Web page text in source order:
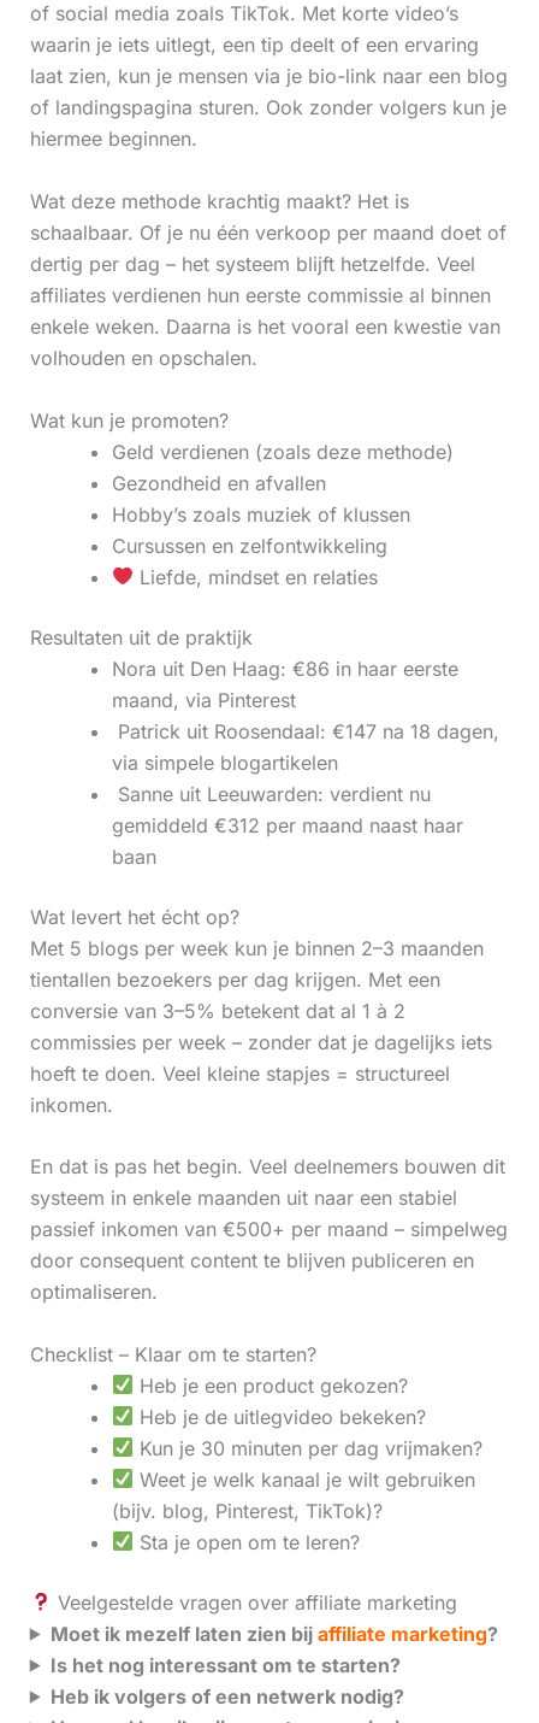
of social media zoals TikTok. Met korte video’s
waarin je iets uitlegt, een tip deelt of een ervaring
laat zien, kun je mensen via je bio-link naar een blog
of landingspagina sturen. Ook zonder volgers kun je
hiermee beginnen.
Wat deze methode krachtig maakt? Het is
schaalbaar. Of je nu één verkoop per maand doet of
dertig per dag – het systeem blijft hetzelfde. Veel
affiliates verdienen hun eerste commissie al binnen
enkele weken. Daarna is het vooral een kwestie van
volhouden en opschalen.
Wat kun je promoten?
Geld verdienen (zoals deze methode)
Gezondheid en afvallen
Hobby’s zoals muziek of klussen
Cursussen en zelfontwikkeling
Liefde, mindset en relaties
Resultaten uit de praktijk
Nora uit Den Haag: €86 in haar eerste
maand, via Pinterest
‍ Patrick uit Roosendaal: €147 na 18 dagen,
via simpele blogartikelen
‍ Sanne uit Leeuwarden: verdient nu
gemiddeld €312 per maand naast haar
baan
Wat levert het écht op?
Met 5 blogs per week kun je binnen 2–3 maanden
tientallen bezoekers per dag krijgen. Met een
conversie van 3–5% betekent dat al 1 à 2
commissies per week – zonder dat je dagelijks iets
hoeft te doen. Veel kleine stapjes = structureel
inkomen.
En dat is pas het begin. Veel deelnemers bouwen dit
systeem in enkele maanden uit naar een stabiel
passief inkomen van €500+ per maand – simpelweg
door consequent content te blijven publiceren en
optimaliseren.
Checklist – Klaar om te starten?
Heb je een product gekozen?
Heb je de uitlegvideo bekeken?
Kun je 30 minuten per dag vrijmaken?
Weet je welk kanaal je wilt gebruiken
(bijv. blog, Pinterest, TikTok)?
Sta je open om te leren?
Veelgestelde vragen over affiliate marketing
Moet ik mezelf laten zien bij affiliate marketing?
Is het nog interessant om te starten?
Heb ik volgers of een netwerk nodig?